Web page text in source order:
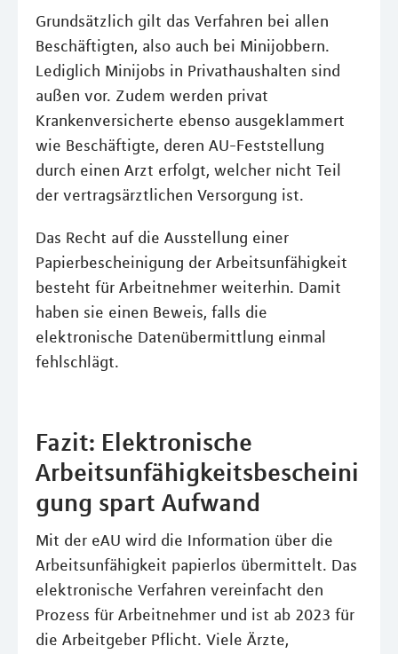
Grundsätzlich gilt das Verfahren bei allen
Beschäftigten, also auch bei Minijobbern.
Lediglich Minijobs in Privathaushalten sind
außen vor. Zudem werden privat
Krankenversicherte ebenso ausgeklammert
wie Beschäftigte, deren AU-Feststellung
durch einen Arzt erfolgt, welcher nicht Teil
der vertragsärztlichen Versorgung ist.
Das Recht auf die Ausstellung einer
Papierbescheinigung der Arbeitsunfähigkeit
besteht für Arbeitnehmer weiterhin. Damit
haben sie einen Beweis, falls die
elektronische Datenübermittlung einmal
fehlschlägt.
Fazit: Elektronische
Arbeitsunfähigkeitsbescheini
gung spart Aufwand
Mit der eAU wird die Information über die
Arbeitsunfähigkeit papierlos übermittelt. Das
elektronische Verfahren vereinfacht den
Prozess für Arbeitnehmer und ist ab 2023 für
die Arbeitgeber Pflicht. Viele Ärzte,